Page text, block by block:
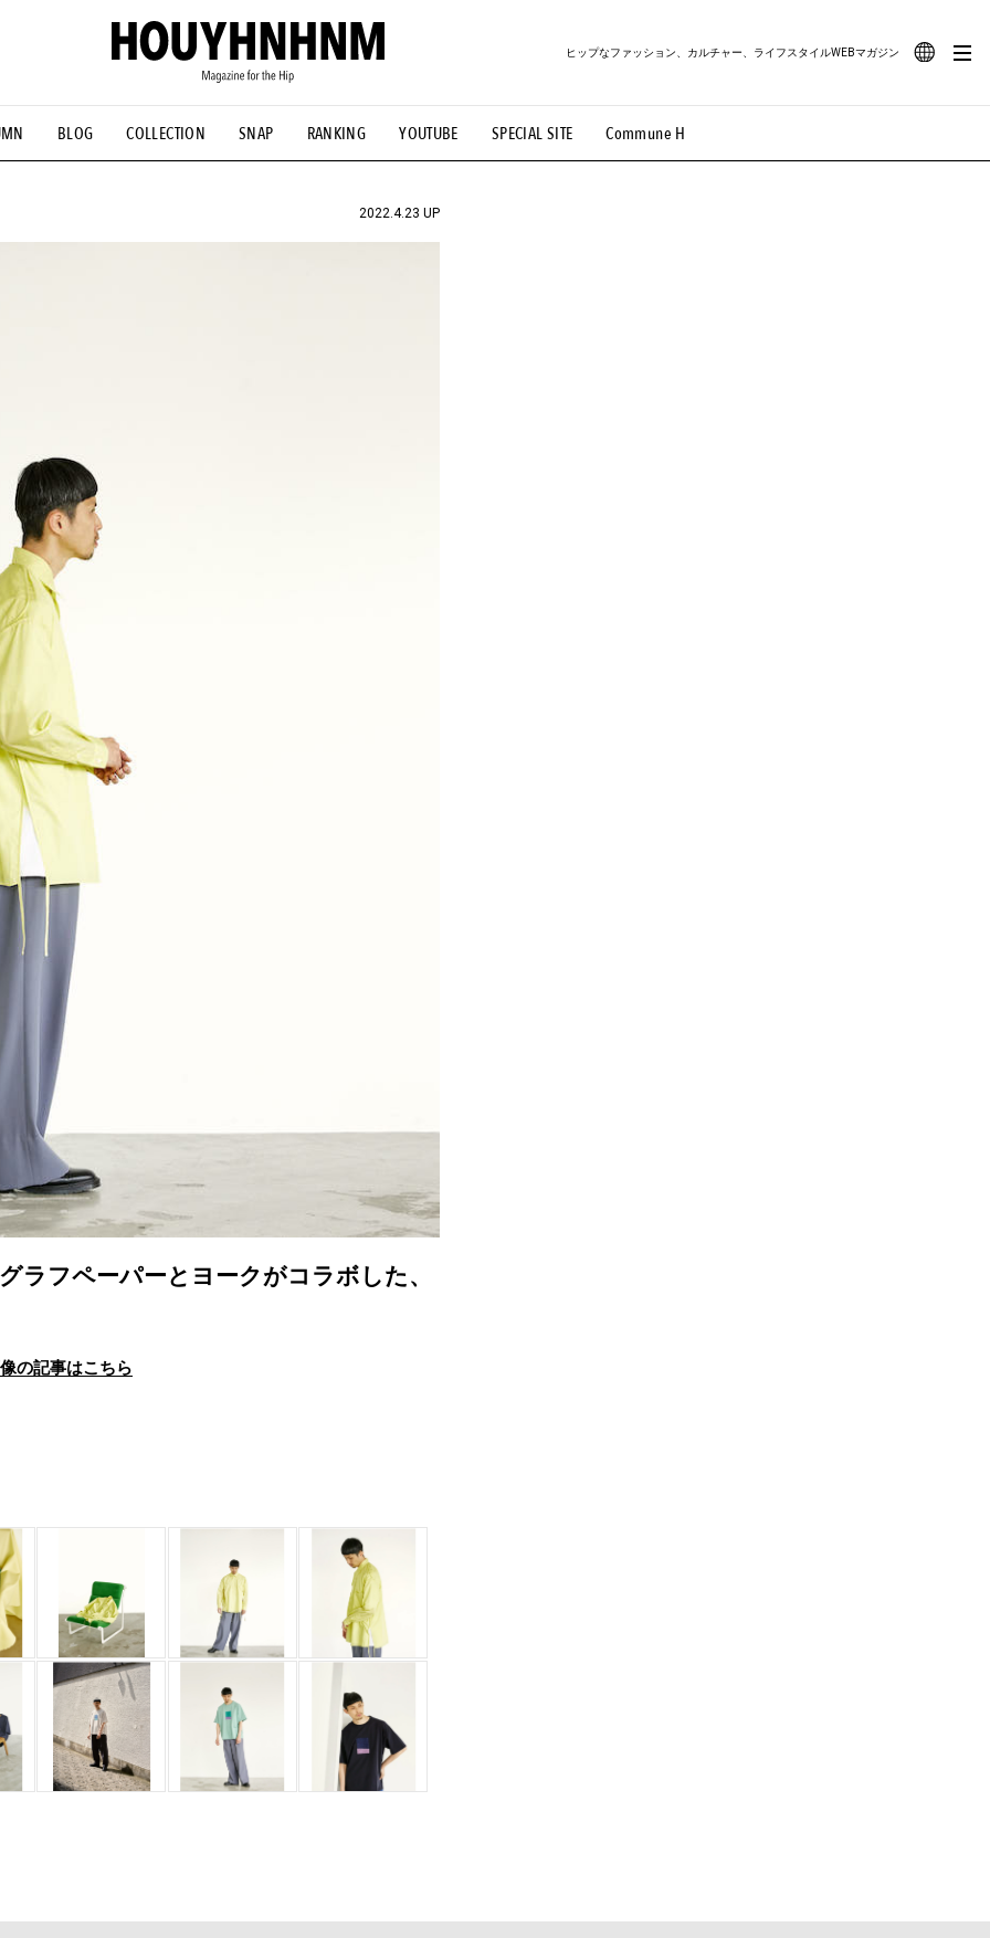
BLOG COLLECTION SNAP RANKING YOUTUBE SPECIAL SITE Commune H
ヒップなファッション、カルチャー、ライフスタイルWEBマガジン
#古着サミット #NEW VINTAGE #マイナーグッド図鑑 #路地裏てぃーん。 #MONTHLY JOURNAL
#FOCUS IT #AH.H #ととけん #FASHION #MUSIC #MOVIE #LIFESTYLE #SNEAKER #OUTDOOR
2022.4.23 UP
ラフペーパーとヨークがコラボした、
の記事はこちら